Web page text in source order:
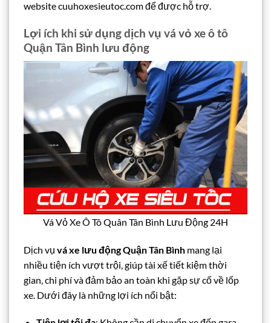
website cuuhoxesieutoc.com để được hỗ trợ.
Lợi ích khi sử dụng dịch vụ vá vỏ xe ô tô
Quận Tân Bình lưu động
Vá Vỏ Xe Ô Tô Quân Tân Bình Lưu Động 24H
Dịch vụ vá xe lưu động Quận Tân Bình mang lại
nhiều tiện ích vượt trội, giúp tài xế tiết kiệm thời
gian, chi phí và đảm bảo an toàn khi gặp sự cố về lốp
xe. Dưới đây là những lợi ích nổi bật: